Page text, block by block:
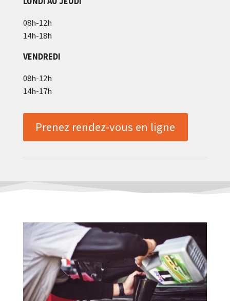
08h-12h
14h-18h
VENDREDI
08h-12h
14h-17h
Prenez rendez-vous en ligne